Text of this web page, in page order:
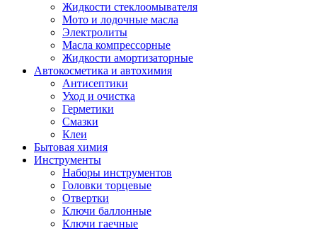
Жидкости стеклоомывателя
Мото и лодочные масла
Электролиты
Масла компрессорные
Жидкости амортизаторные
Автокосметика и автохимия
Антисептики
Уход и очистка
Герметики
Смазки
Клеи
Бытовая химия
Инструменты
Наборы инструментов
Головки торцевые
Отвертки
Ключи баллонные
Ключи гаечные